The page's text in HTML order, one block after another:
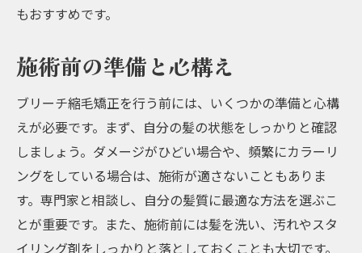
もおすすめです。
施術前の準備と心構え
ブリーチ縮毛矯正を行う前には、いくつかの準備と心構
えが必要です。まず、自分の髪の状態をしっかりと確認
しましょう。ダメージがひどい場合や、頻繁にカラーリ
ングをしている場合は、施術が適さないこともありま
す。専門家と相談し、自分の髪質に最適な方法を選ぶこ
とが重要です。また、施術前には髪を洗い、汚れやスタ
イリング剤をしっかりと落としておくことも大切です。